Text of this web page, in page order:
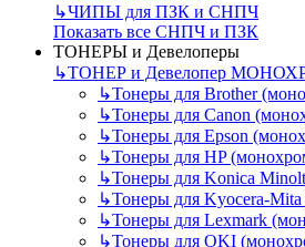
↳ЧИПЫ для ПЗК и СНПЧ
Показать все СНПЧ и ПЗК
ТОНЕРЫ и Девелоперы
↳ТОНЕР и Девелопер
↳Тонеры для Brother
↳Тонеры для Canon
↳Тонеры для Epson
↳Тонеры для HP
↳Тонеры для Konica
↳Тонеры для Kyocera-
↳Тонеры для Lexmark
↳Тонеры для OKI